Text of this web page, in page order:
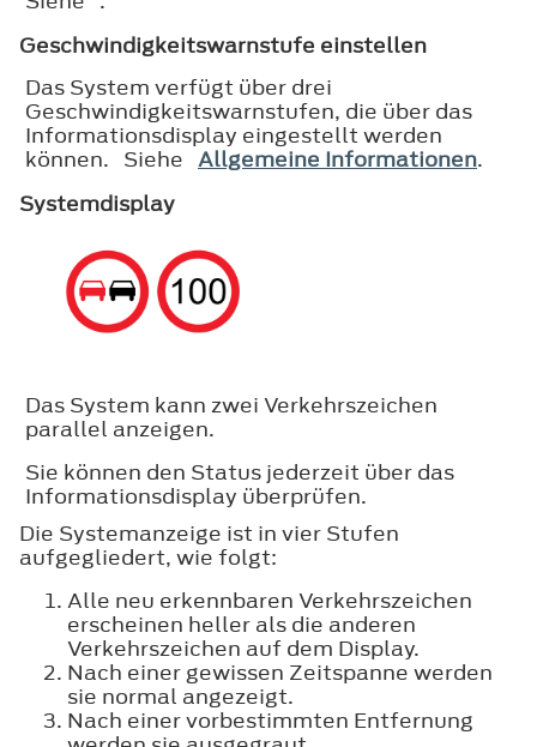
Geschwindigkeitswarnstufe einstellen
Das System verfügt über drei
Geschwindigkeitswarnstufen, die über das
Informationsdisplay eingestellt werden
können. Siehe Allgemeine Informationen.
Systemdisplay
Das System kann zwei Verkehrszeichen
parallel anzeigen.
Sie können den Status jederzeit über das
Informationsdisplay überprüfen.
Die Systemanzeige ist in vier Stufen
aufgegliedert, wie folgt:
Alle neu erkennbaren Verkehrszeichen
erscheinen heller als die anderen
Verkehrszeichen auf dem Display.
Nach einer gewissen Zeitspanne werden
sie normal angezeigt.
Nach einer vorbestimmten Entfernung